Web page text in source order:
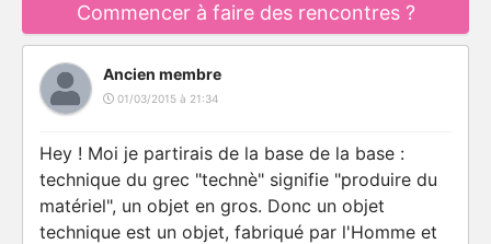
Commencer à faire des rencontres ?
Ancien membre
01/03/2015 à 21:34
Hey ! Moi je partirais de la base de la base :
technique du grec "technè" signifie "produire du
matériel", un objet en gros. Donc un objet
technique est un objet, fabriqué par l'Homme et